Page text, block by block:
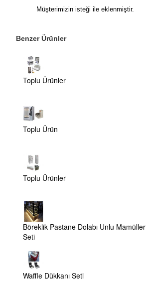
Müşterimizin isteği ile eklenmiştir.
Benzer Ürünler
Toplu Ürünler
Toplu Ürün
Toplu Ürünler
Böreklik Pastane Dolabı Unlu Mamüller
Seti
Waffle Dükkanı Seti